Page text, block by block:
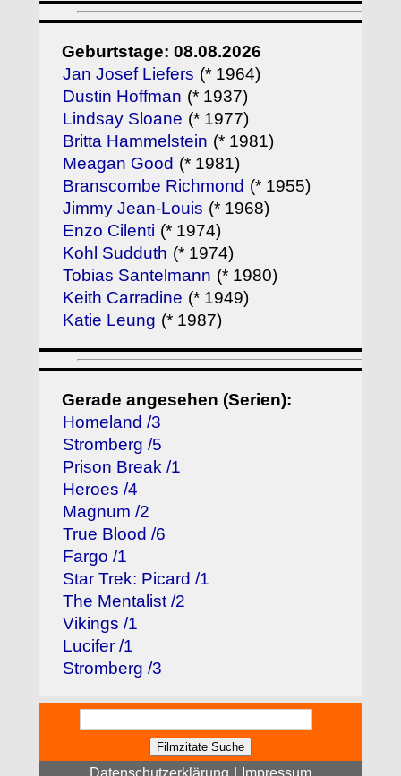
Geburtstage: 08.08.2026
Jan Josef Liefers (* 1964)
Dustin Hoffman (* 1937)
Lindsay Sloane (* 1977)
Britta Hammelstein (* 1981)
Meagan Good (* 1981)
Branscombe Richmond (* 1955)
Jimmy Jean-Louis (* 1968)
Enzo Cilenti (* 1974)
Kohl Sudduth (* 1974)
Tobias Santelmann (* 1980)
Keith Carradine (* 1949)
Katie Leung (* 1987)
Gerade angesehen (Serien):
Homeland /3
Stromberg /5
Prison Break /1
Heroes /4
Magnum /2
True Blood /6
Fargo /1
Star Trek: Picard /1
The Mentalist /2
Vikings /1
Lucifer /1
Stromberg /3